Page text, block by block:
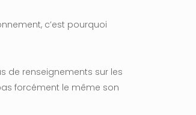
c’est pourquoi
de renseignements sur les
forcément le même son